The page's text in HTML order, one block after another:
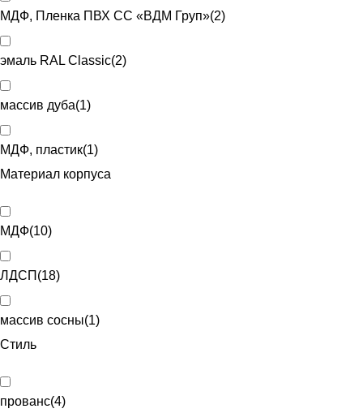
МДФ, Пленка ПВХ CC «ВДМ Груп»(2)
эмаль RAL Classic(2)
массив дуба(1)
МДФ, пластик(1)
Материал корпуса
МДФ(10)
ЛДСП (18)
массив сосны(1)
Стиль
прованс(4)